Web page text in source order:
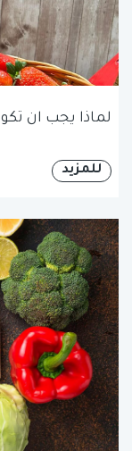
لماذا يجب ان
للمزيد